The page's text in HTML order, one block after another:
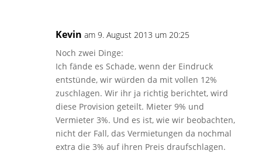
Kevin am 9. August 2013 um 20:25
Noch zwei Dinge:
Ich fände es Schade, wenn der Eindruck
entstünde, wir würden da mit vollen 12%
zuschlagen. Wir ihr ja richtig berichtet, wird
diese Provision geteilt. Mieter 9% und
Vermieter 3%. Und es ist, wie wir beobachten,
nicht der Fall, das Vermietungen da nochmal
extra die 3% auf ihren Preis draufschlagen.